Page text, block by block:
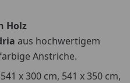
Holz
aus hochwertigem
Anstriche.
x 300 cm, 541 x 350 cm,